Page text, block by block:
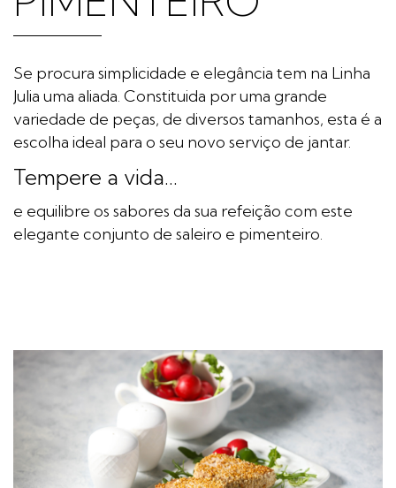
Se procura simplicidade e elegância tem na Linha
Julia uma aliada. Constituida por uma grande
variedade de peças, de diversos tamanhos, esta é a
escolha ideal para o seu novo serviço de jantar.
Tempere a vida...
e equilibre os sabores da sua refeição com este
elegante conjunto de saleiro e pimenteiro.